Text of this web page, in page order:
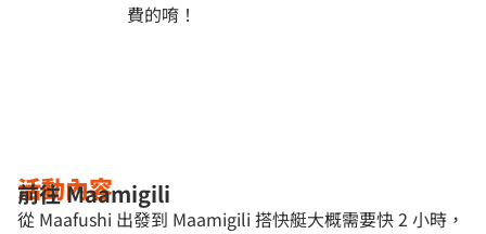
費的唷！
活動內容
前往 Maamigili
從 Maafushi 出發到 Maamigili 搭快艇大概需要快 2 小時，